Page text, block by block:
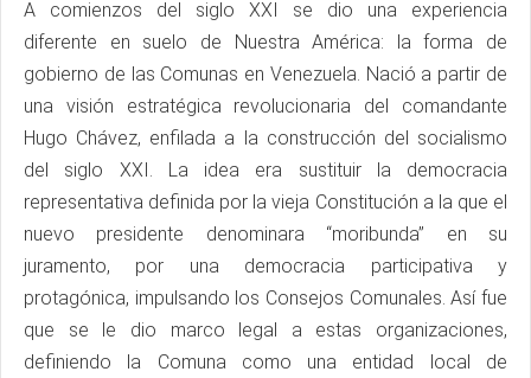
A comienzos del siglo XXI se dio una experiencia
diferente en suelo de Nuestra América: la forma de
gobierno de las Comunas en Venezuela. Nació a partir de
una visión estratégica revolucionaria del comandante
Hugo Chávez, enfilada a la construcción del socialismo
del siglo XXI. La idea era sustituir la democracia
representativa definida por la vieja Constitución a la que el
nuevo presidente denominara “moribunda” en su
juramento, por una democracia participativa y
protagónica, impulsando los Consejos Comunales. Así fue
que se le dio marco legal a estas organizaciones,
definiendo la Comuna como una entidad local de